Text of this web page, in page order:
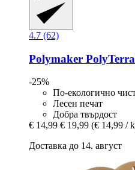
4.7 (62)
Polymaker
-25%
По-екологично
Лесен печат
Добра твърдост
€ 14,99 € 19,99 (€ 14,99 /
Доставка до 14. август